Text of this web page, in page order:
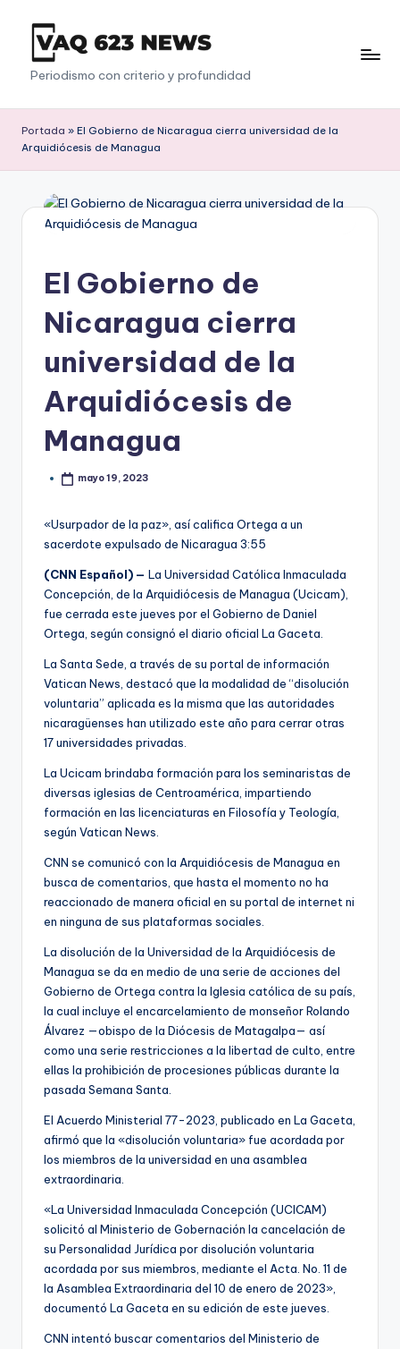
Saltar
contenido
V
a
q
6
Periodismo con criterio y profundidad
Portada » El Gobierno de Nicaragua cierra universidad de la
Arquidiócesis de Managua
El Gobierno de
Nicaragua cierra
universidad de la
Arquidiócesis de
Managua
mayo 19, 2023
«Usurpador de la paz», así califica Ortega a un
sacerdote expulsado de Nicaragua 3:55
(CNN Español) — La Universidad Católica Inmaculada
Concepción, de la Arquidiócesis de Managua (Ucicam),
fue cerrada este jueves por el Gobierno de Daniel
Ortega, según consignó el diario oficial La Gaceta.
La Santa Sede, a través de su portal de información
Vatican News, destacó que la modalidad de “disolución
voluntaria” aplicada es la misma que las autoridades
nicaragüenses han utilizado este año para cerrar otras
17 universidades privadas.
La Ucicam brindaba formación para los seminaristas de
diversas iglesias de Centroamérica, impartiendo
formación en las licenciaturas en Filosofía y Teología,
según Vatican News.
CNN se comunicó con la Arquidiócesis de Managua en
busca de comentarios, que hasta el momento no ha
reaccionado de manera oficial en su portal de internet ni
en ninguna de sus plataformas sociales.
La disolución de la Universidad de la Arquidiócesis de
Managua se da en medio de una serie de acciones del
Gobierno de Ortega contra la Iglesia católica de su país,
la cual incluye el encarcelamiento de monseñor Rolando
Álvarez —obispo de la Diócesis de Matagalpa— así
como una serie restricciones a la libertad de culto, entre
ellas la prohibición de procesiones públicas durante la
pasada Semana Santa.
El Acuerdo Ministerial 77-2023, publicado en La Gaceta,
afirmó que la «disolución voluntaria» fue acordada por
los miembros de la universidad en una asamblea
extraordinaria.
«La Universidad Inmaculada Concepción (UCICAM)
solicitó al Ministerio de Gobernación la cancelación de
su Personalidad Jurídica por disolución voluntaria
acordada por sus miembros, mediante el Acta. No. 11 de
la Asamblea Extraordinaria del 10 de enero de 2023»,
documentó La Gaceta en su edición de este jueves.
CNN intentó buscar comentarios del Ministerio de